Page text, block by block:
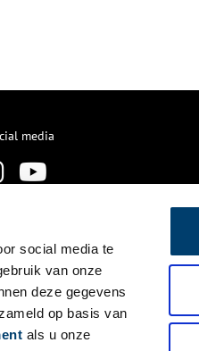
social media te
van onze
deze gegevens
op basis van
als u onze
media